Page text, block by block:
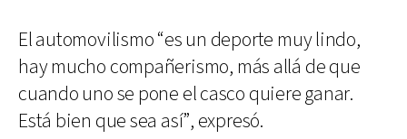
El automovilismo “es un deporte muy lindo,
hay mucho compañerismo, más allá de que
cuando uno se pone el casco quiere ganar.
Está bien que sea así”, expresó.